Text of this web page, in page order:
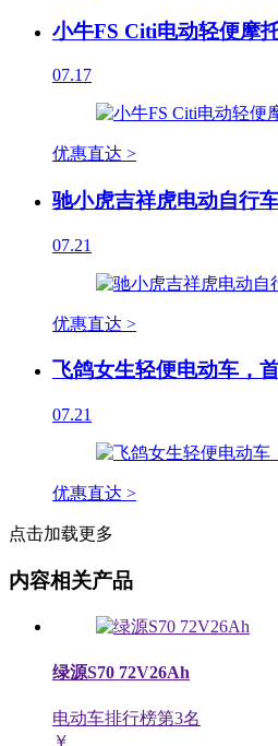
小牛FS Citi电动轻便摩
07.17
优惠直达 >
驰小虎吉祥虎电动自行
07.21
优惠直达 >
飞鸽女生轻便电动车，
07.21
优惠直达 >
点击加载更多
内容相关产品
绿源S70 72V26Ah
电动车排行榜第3名
￥